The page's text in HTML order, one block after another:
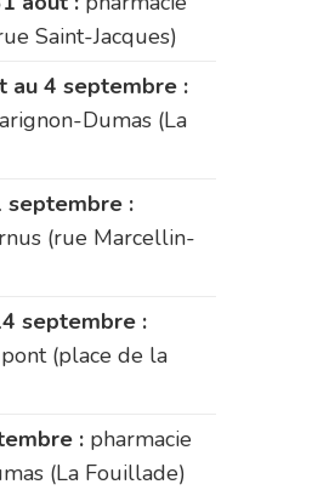
Saint-Jacques)
au 4 septembre :
Dumas (La
septembre :
(rue Marcellin-
septembre :
(place de la
: pharmacie
(La Fouillade)